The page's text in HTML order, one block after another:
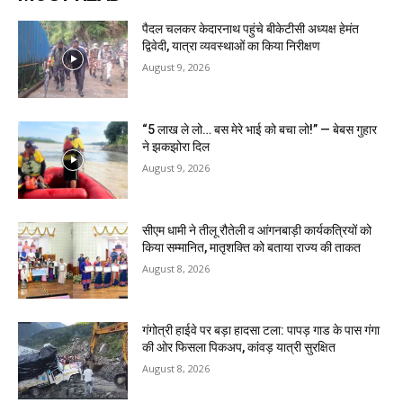
पैदल चलकर केदारनाथ पहुंचे बीकेटीसी अध्यक्ष हेमंत
द्विवेदी, यात्रा व्यवस्थाओं का किया निरीक्षण
August 9, 2026
“5 लाख ले लो… बस मेरे भाई को बचा लो!” — बेबस गुहार
ने झकझोरा दिल
August 9, 2026
सीएम धामी ने तीलू रौतेली व आंगनबाड़ी कार्यकत्रियों को
किया सम्मानित, मातृशक्ति को बताया राज्य की ताकत
August 8, 2026
गंगोत्री हाईवे पर बड़ा हादसा टला: पापड़ गाड के पास गंगा
की ओर फिसला पिकअप, कांवड़ यात्री सुरक्षित
August 8, 2026